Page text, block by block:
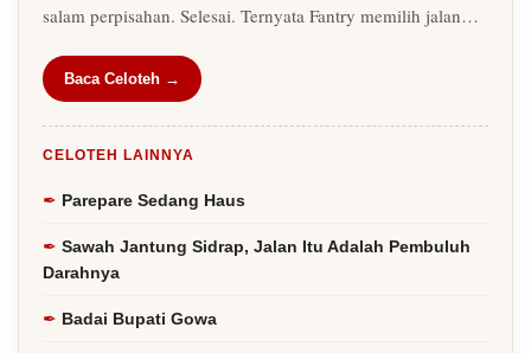
salam perpisahan. Selesai. Ternyata Fantry memilih jalan…
Baca Celoteh →
CELOTEH LAINNYA
Parepare Sedang Haus
Sawah Jantung Sidrap, Jalan Itu Adalah Pembuluh
Darahnya
Badai Bupati Gowa